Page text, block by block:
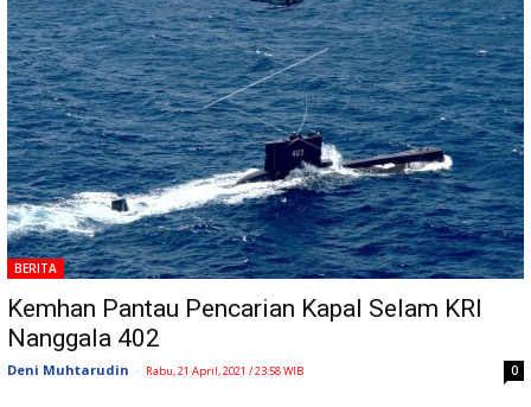
BERITA
Kemhan Pantau Pencarian Kapal Selam KRI
Nanggala 402
Deni Muhtarudin - Rabu, 21 April, 2021 / 23:58 WIB 0